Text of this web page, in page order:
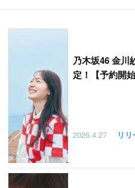
乃木坂46 金川
定！【予約開始
2026.4.27 リ